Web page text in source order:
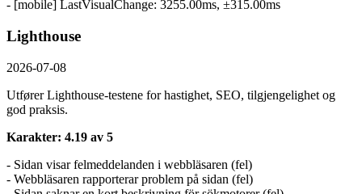
- [mobile] LastVisualChange: 3255.00ms, ±315.00ms
Lighthouse
2026-07-08
Utfører Lighthouse-testene for hastighet, SEO, tilgjengelighet og
god praksis.
Karakter: 4.19 av 5
- Sidan visar felmeddelanden i webbläsaren (fel)
- Webbläsaren rapporterar problem på sidan (fel)